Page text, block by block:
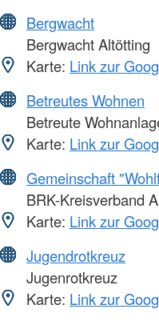
Bergwacht
Bergwacht Altötting
Karte: Link zur
Betreutes Wohnen
Betreute
Karte: Link zur
Gemeinschaft
BRK-Kreisverband
Karte: Link zur
Jugendrotkreuz
Jugenrotkreuz
Karte: Link zur